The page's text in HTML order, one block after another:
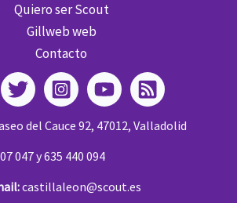
Quiero ser Scout
Gillweb web
Contacto
del Cauce 92, 47012, Valladolid
047 y 635 440 094
castillaleon@scout.es